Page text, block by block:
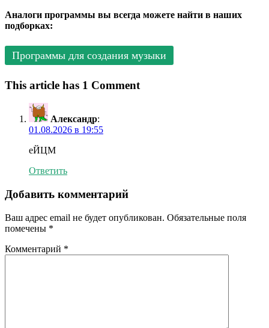
Аналоги программы вы всегда можете найти в наших
подборках:
Программы для создания музыки
This article has 1 Comment
Александр:
01.08.2026 в 19:55
еЙЦМ
Ответить
Добавить комментарий
Ваш адрес email не будет опубликован. Обязательные поля
помечены *
Комментарий *